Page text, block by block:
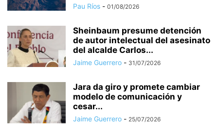
Pau Ríos - 01/08/2026
Sheinbaum presume detención
de autor intelectual del asesinato
del alcalde Carlos...
Jaime Guerrero - 31/07/2026
Jara da giro y promete cambiar
modelo de comunicación y
cesar...
Jaime Guerrero - 25/07/2026